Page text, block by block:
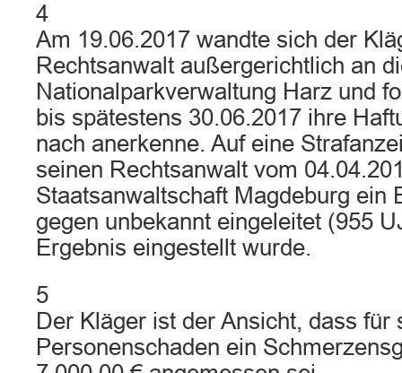
4
Am 19.06.2017 wandte sich der
Rechtsanwalt außergerichtlich an
Nationalparkverwaltung Harz und
bis spätestens 30.06.2017 ihre
nach anerkenne. Auf eine
seinen Rechtsanwalt vom
Staatsanwaltschaft Magdeburg ein
gegen unbekannt eingeleitet (955
Ergebnis eingestellt wurde.
5
Der Kläger ist der Ansicht, dass für
Personenschaden ein